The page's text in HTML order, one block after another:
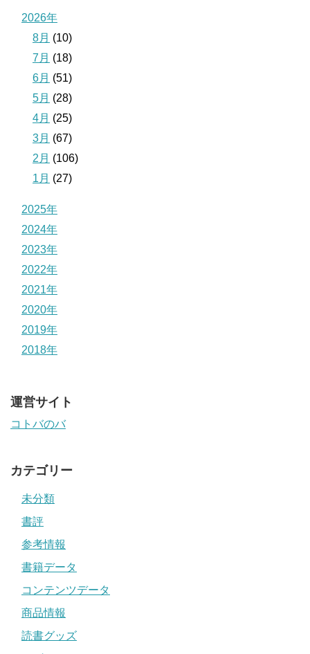
2026年
8月 (10)
7月 (18)
6月 (51)
5月 (28)
4月 (25)
3月 (67)
2月 (106)
1月 (27)
2025年
2024年
2023年
2022年
2021年
2020年
2019年
2018年
運営サイト
コトバのバ
カテゴリー
未分類
書評
参考情報
書籍データ
コンテンツデータ
商品情報
読書グッズ